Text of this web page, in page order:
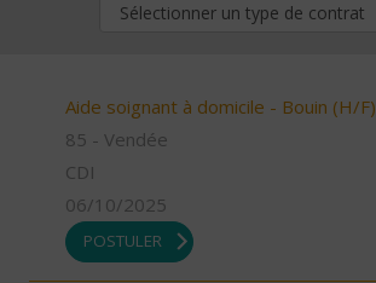
Aide soignant à domicile - Bouin (H/F)
85 - Vendée
CDI
06/10/2025
POSTULER